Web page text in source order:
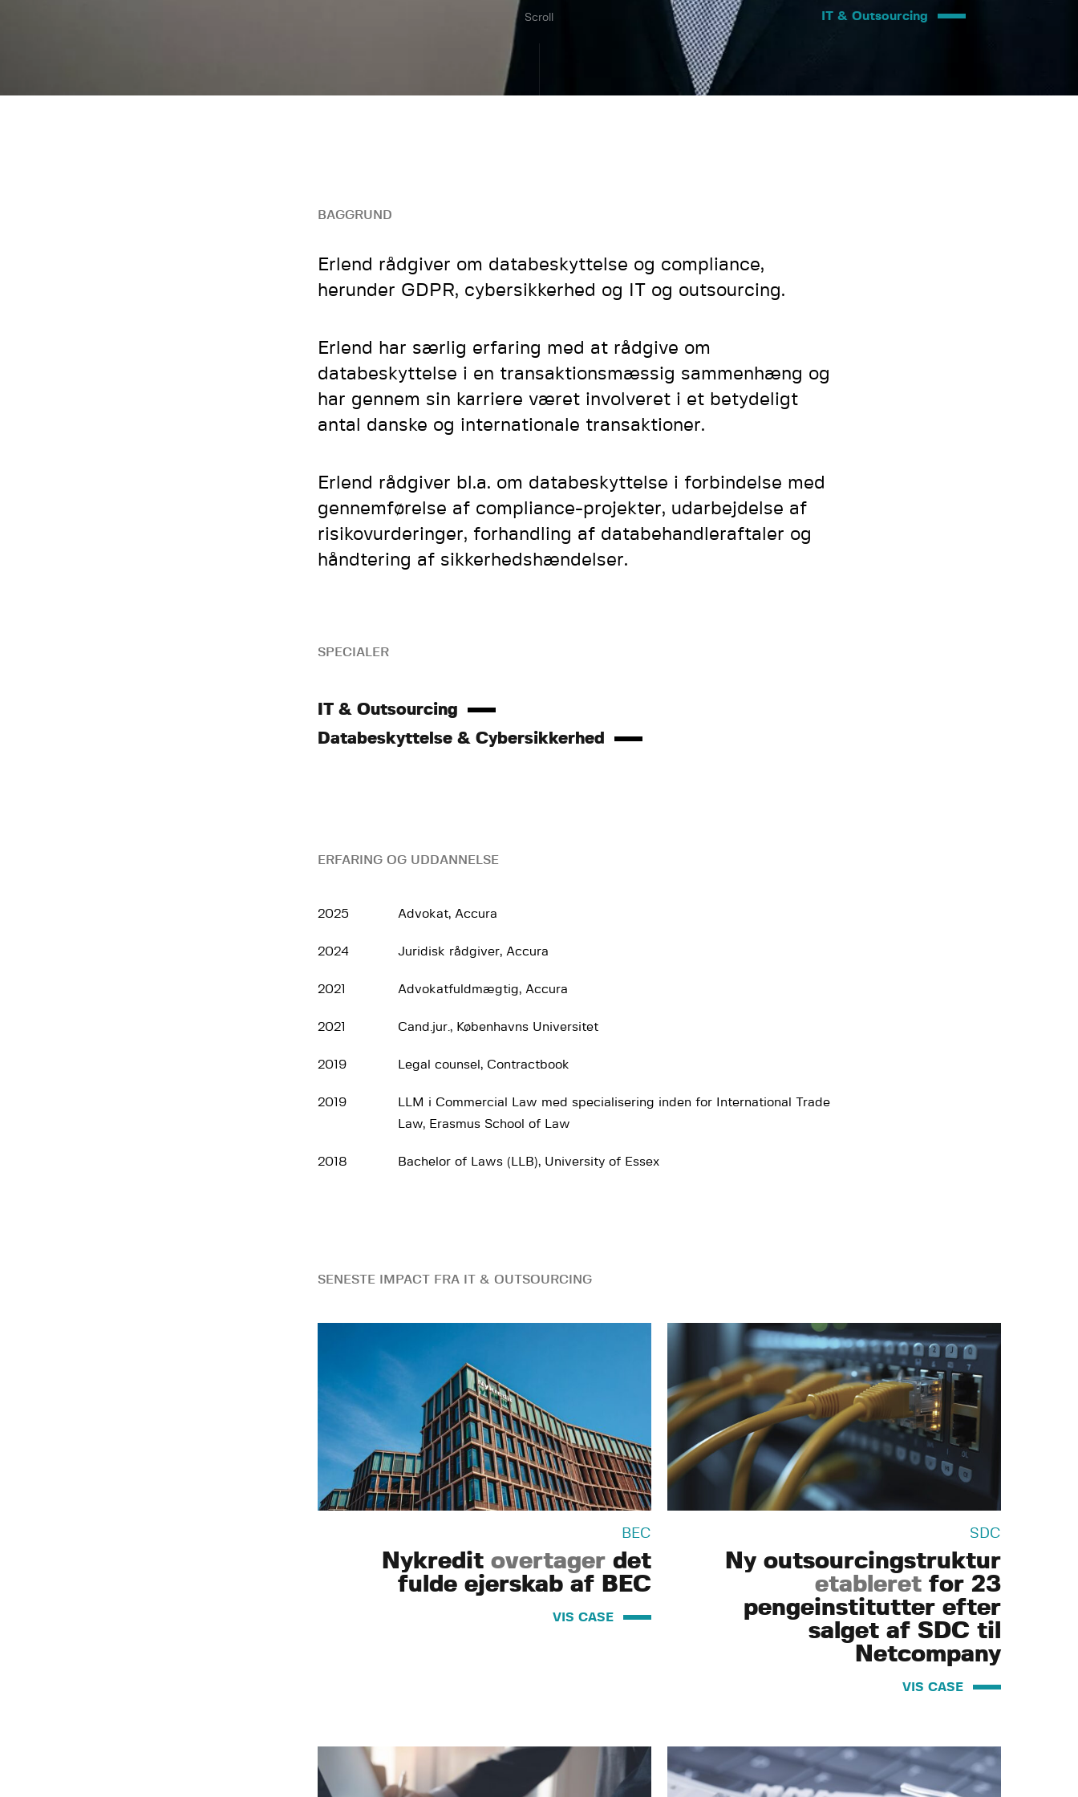
IT & Outsourcing
Scroll
BAGGRUND
Erlend rådgiver om databeskyttelse og compliance,
herunder GDPR, cybersikkerhed og IT og outsourcing.
Erlend har særlig erfaring med at rådgive om
databeskyttelse i en transaktionsmæssig sammenhæng og
har gennem sin karriere været involveret i et betydeligt
antal danske og internationale transaktioner.
Erlend rådgiver bl.a. om databeskyttelse i forbindelse med
gennemførelse af compliance-projekter, udarbejdelse af
risikovurderinger, forhandling af databehandleraftaler og
håndtering af sikkerhedshændelser.
SPECIALER
IT & Outsourcing
Databeskyttelse & Cybersikkerhed
ERFARING OG UDDANNELSE
2025 Advokat, Accura
2024 Juridisk rådgiver, Accura
2021 Advokatfuldmægtig, Accura
2021 Cand.jur., Københavns Universitet
2019 Legal counsel, Contractbook
2019
LLM i Commercial Law med specialisering inden for International Trade
Law, Erasmus School of Law
2018 Bachelor of Laws (LLB), University of Essex
SENESTE IMPACT FRA IT & OUTSOURCING
BEC
Nykredit overtager det
fulde ejerskab af BEC
VIS CASE
SDC
Ny outsourcingstruktur
etableret for 23
pengeinstitutter efter
salget af SDC til
Netcompany
VIS CASE